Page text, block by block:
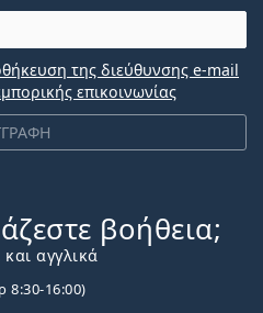
της διεύθυνσης e-mail
επικοινωνίας
βοήθεια;
αγγλικά
8:30-16:00)